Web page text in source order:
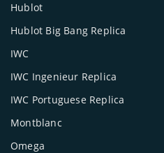
Hublot
Hublot Big Bang Replica
IWC
IWC Ingenieur Replica
IWC Portuguese Replica
Montblanc
Omega